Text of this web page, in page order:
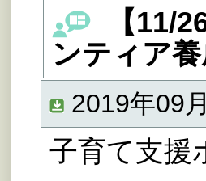
【11/26
ンティア
2019年09
子育て支援